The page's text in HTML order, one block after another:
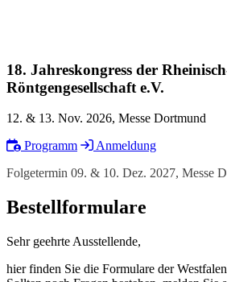
18. Jahreskongress der
Röntgengesellschaft e.V.
12. & 13. Nov. 2026, Messe Dortmund
Programm
Anmeldung
Folgetermin 09. & 10. Dez. 2027, Messe
Bestellformulare
Sehr geehrte Ausstellende,
hier finden Sie die Formulare der